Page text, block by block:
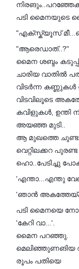
പടി മൈനയുടെ കൈ
"എക്സ്ക്യൂസ്
"ആരെഡാത്..?"
മൈന ശബ്ദം
ചാരിയ വാതിൽ
വിടർന്ന
വിടവിലൂടെ
കവിളുകൾ, ഉന്തി
അയഞ്ഞ മുടി..
ആ മുഖത്തെ
വെറ്റിലക്കറ
ഹൊ..പേടിച്ചു
'എന്താ...എന്തു
'ഞാൻ
പടി മൈനയെ
'കേറി വാ...'.
മൈന പറഞ്ഞു.
രൂപം പതിയെ